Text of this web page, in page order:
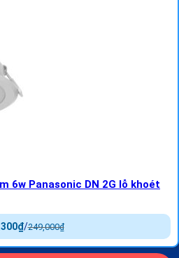
6w Panasonic DN 2G lỗ khoét
249,000₫
/
₫